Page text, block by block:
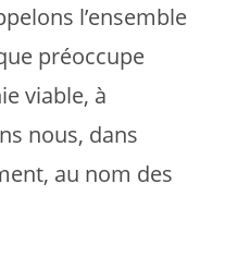
l’ensemble
préoccupe
viable, à
nous, dans
au nom des